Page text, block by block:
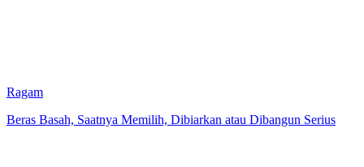
Ragam
Beras Basah, Saatnya Memilih, Dibiarkan atau Dibangun Serius